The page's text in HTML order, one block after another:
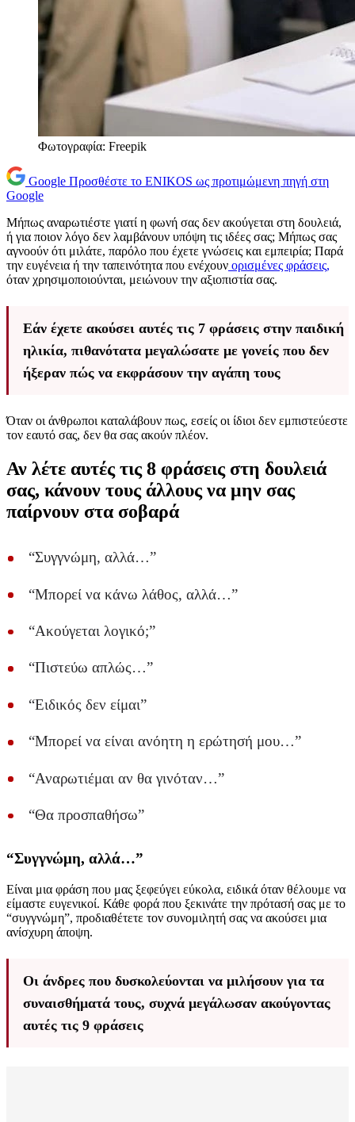
Φωτογραφία: Freepik
Google Προσθέστε το ENIKOS ως προτιμώμενη πηγή στη
Google
Μήπως αναρωτιέστε γιατί η φωνή σας δεν ακούγεται στη δουλειά,
ή για ποιον λόγο δεν λαμβάνουν υπόψη τις ιδέες σας; Μήπως σας
αγνοούν ότι μιλάτε, παρόλο που έχετε γνώσεις και εμπειρία; Παρά
την ευγένεια ή την ταπεινότητα που ενέχουν ορισμένες φράσεις,
όταν χρησιμοποιούνται, μειώνουν την αξιοπιστία σας.
Εάν έχετε ακούσει αυτές τις 7 φράσεις στην παιδική
ηλικία, πιθανότατα μεγαλώσατε με γονείς που δεν
ήξεραν πώς να εκφράσουν την αγάπη τους
Όταν οι άνθρωποι καταλάβουν πως, εσείς οι ίδιοι δεν εμπιστεύεστε
τον εαυτό σας, δεν θα σας ακούν πλέον.
Αν λέτε αυτές τις 8 φράσεις στη δουλειά
σας, κάνουν τους άλλους να μην σας
παίρνουν στα σοβαρά
“Συγγνώμη, αλλά…”
“Μπορεί να κάνω λάθος, αλλά…”
“Ακούγεται λογικό;”
“Πιστεύω απλώς…”
“Ειδικός δεν είμαι”
“Μπορεί να είναι ανόητη η ερώτησή μου…”
“Αναρωτιέμαι αν θα γινόταν…”
“Θα προσπαθήσω”
“Συγγνώμη, αλλά…”
Είναι μια φράση που μας ξεφεύγει εύκολα, ειδικά όταν θέλουμε να
είμαστε ευγενικοί. Κάθε φορά που ξεκινάτε την πρότασή σας με το
“συγγνώμη”, προδιαθέτετε τον συνομιλητή σας να ακούσει μια
ανίσχυρη άποψη.
Οι άνδρες που δυσκολεύονται να μιλήσουν για τα
συναισθήματά τους, συχνά μεγάλωσαν ακούγοντας
αυτές τις 9 φράσεις